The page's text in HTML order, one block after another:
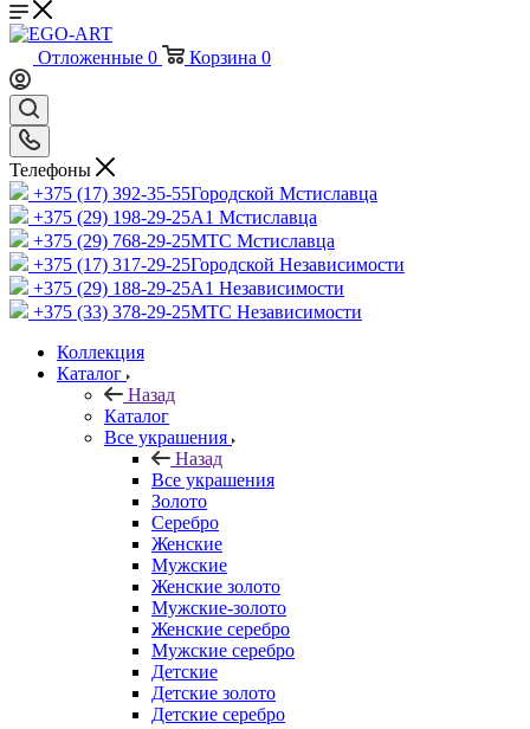
Отложенные 0 Корзина 0
Телефоны
+375 (17) 392-35-55Городской Мстиславца
+375 (29) 198-29-25A1 Мстиславца
+375 (29) 768-29-25МТС Мстиславца
+375 (17) 317-29-25Городской Независимости
+375 (29) 188-29-25A1 Независимости
+375 (33) 378-29-25МТС Независимости
Коллекция
Каталог
Назад
Каталог
Все украшения
Назад
Все украшения
Золото
Серебро
Женские
Мужские
Женские золото
Мужские-золото
Женские серебро
Мужские серебро
Детские
Детские золото
Детские серебро